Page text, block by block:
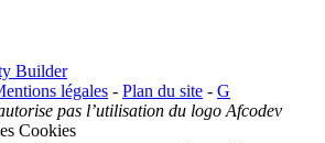
Builder
légales - Plan du site - G
pas l’utilisation du logo Afcodev
Cookies